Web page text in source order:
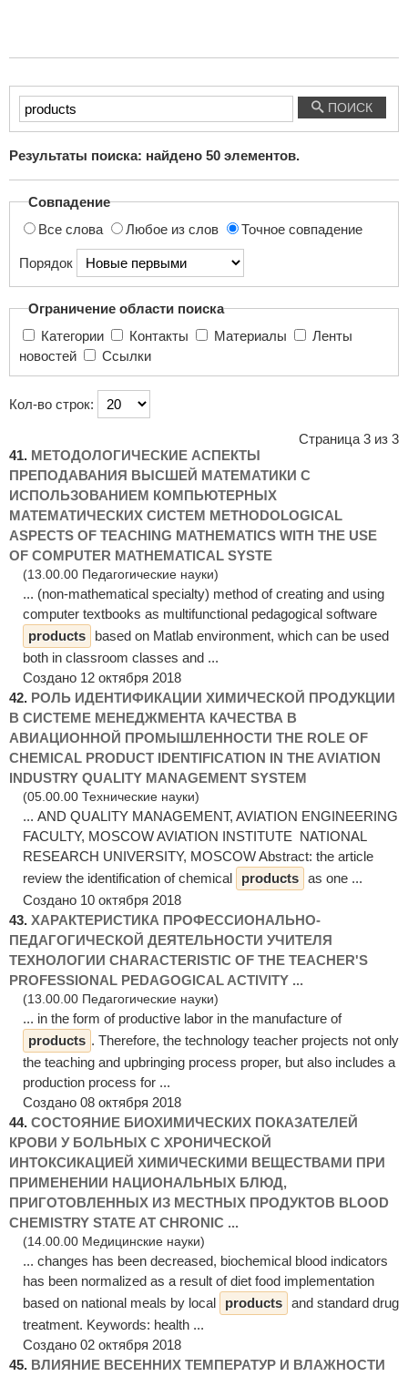
Введите
текст
поиска...
ПОИСК
Результаты поиска: найдено 50 элементов.
Совпадение
Все слова
Любое из слов Точное совпадение
Порядок
Ограничение области поиска
Категории
Контакты Материалы
новостей
Ссылки
Кол-во строк:
Страница 3 из 3
41. МЕТОДОЛОГИЧЕСКИЕ АСПЕКТЫ
ПРЕПОДАВАНИЯ ВЫС­ШЕЙ МАТЕМАТИКИ С
ИСПОЛЬЗОВАНИЕМ КОМПЬЮТЕР­НЫХ
МАТЕМАТИЧЕСКИХ СИСТЕМ METHODOLOGICAL
ASPECTS OF TEACHING MATHEMATICS WITH THE USE
OF COMPUTER MATHEMATICAL SYSTE
(13.00.00 Педагогические науки)
... (non-mathematical specialty) method of creating and using
computer textbooks as multifunctional pedagogical software
products
based on Matlab environment, which can be used
both in classroom classes and ...
Создано 12 октября 2018
42. РОЛЬ ИДЕНТИФИКАЦИИ ХИМИЧЕСКОЙ ПРОДУКЦИИ
В СИСТЕМЕ МЕНЕДЖМЕНТА КАЧЕСТВА В
АВИАЦИОННОЙ ПРОМЫШЛЕННОСТИ THE ROLE OF
CHEMICAL PRODUCT IDENTIFICATION IN THE AVIATION
INDUSTRY QUALITY MANAGEMENT SYSTEM
(05.00.00 Технические науки)
... AND QUALITY MANAGEMENT, AVIATION ENGINEERING
FACULTY, MOSCOW AVIATION INSTITUTE NATIONAL
RESEARCH UNIVERSITY, MOSCOW Abstract: the article
review the identification of chemical
products as one ...
Создано 10 октября 2018
43. ХАРАКТЕРИСТИКА ПРОФЕССИОНАЛЬНО-
ПЕДАГОГИЧЕСКОЙ ДЕЯТЕЛЬНОСТИ УЧИТЕЛЯ
ТЕХНОЛОГИИ CHARACTERISTIC OF THE TEACHER'S
PROFESSIONAL PEDAGOGICAL ACTIVITY ...
(13.00.00 Педагогические науки)
... in the form of productive labor in the manufacture of
products . Therefore, the technology teacher projects not only
the teaching and upbringing process proper, but also includes a
production process for ...
Создано 08 октября 2018
44. СОСТОЯНИЕ БИОХИМИЧЕСКИХ ПОКАЗАТЕЛЕЙ
КРОВИ У БОЛЬНЫХ С ХРОНИЧЕСКОЙ
ИНТОКСИКАЦИЕЙ ХИМИЧЕСКИМИ ВЕЩЕСТВАМИ ПРИ
ПРИМЕНЕНИИ НАЦИОНАЛЬНЫХ БЛЮД,
ПРИГОТОВЛЕННЫХ ИЗ МЕСТНЫХ ПРОДУКТОВ BLOOD
CHEMISTRY STATE AT CHRONIC ...
(14.00.00 Медицинские науки)
... changes has been decreased, biochemical blood indicators
has been normalized as a result of diet food implementation
based on national meals by local
products and standard drug
treatment. Keywords: health ...
Создано 02 октября 2018
45. ВЛИЯНИЕ ВЕСЕННИХ ТЕМПЕРАТУР И ВЛАЖНОСТИ